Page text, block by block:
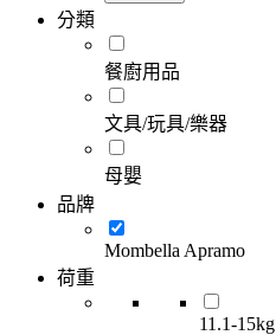
分類
餐廚用品
文具/玩具/樂器
母嬰
品牌
Mombella Apramo
荷重
11.1-15kg